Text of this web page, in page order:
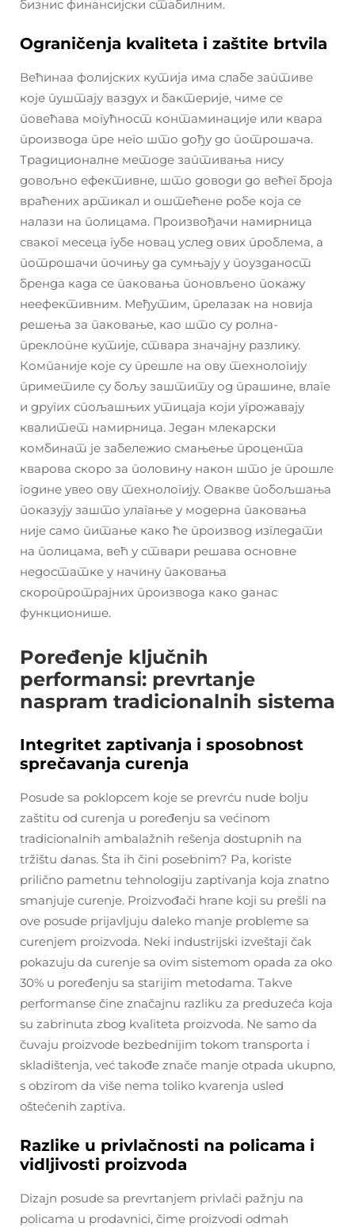
бизнис финансијски стабилним.
Ograničenja kvaliteta i zaštite brtvila
Већинаа фолијских кутија има слабе заптиве
које пуштају ваздух и бактерије, чиме се
повећава могућност контаминације или квара
производа пре него што дођу до потрошача.
Традиционалне методе заптивања нису
довољно ефективне, што доводи до већег броја
враћених артикал и оштећене робе која се
налази на полицама. Произвођачи намирница
сваког месеца губе новац услед ових проблема, а
потрошачи почињу да сумњају у поузданост
бренда када се паковања поновљено покажу
неефективним. Међутим, прелазак на новија
решења за паковање, као што су ролна-
преклопне кутије, ствара значајну разлику.
Компаније које су прешле на ову технологију
приметиле су бољу заштиту од прашине, влаге
и других спољашњих утицаја који угрожавају
квалитет намирница. Један млекарски
комбинат је забележио смањење процента
кварова скоро за половину након што је прошле
године увео ову технологију. Овакве побољшања
показују зашто улагање у модерна паковања
није само питање како ће производ изгледати
на полицама, већ у ствари решава основне
недостатке у начину паковања
скоропротрајних производа како данас
функционише.
Poređenje ključnih
performansi: prevrtanje
naspram tradicionalnih sistema
Integritet zaptivanja i sposobnost
sprečavanja curenja
Posude sa poklopcem koje se prevrću nude bolju
zaštitu od curenja u poređenju sa većinom
tradicionalnih ambalažnih rešenja dostupnih na
tržištu danas. Šta ih čini posebnim? Pa, koriste
prilično pametnu tehnologiju zaptivanja koja znatno
smanjuje curenje. Proizvođači hrane koji su prešli na
ove posude prijavljuju daleko manje probleme sa
curenjem proizvoda. Neki industrijski izveštaji čak
pokazuju da curenje sa ovim sistemom opada za oko
30% u poređenju sa starijim metodama. Takve
performanse čine značajnu razliku za preduzeća koja
su zabrinuta zbog kvaliteta proizvoda. Ne samo da
čuvaju proizvode bezbednijim tokom transporta i
skladištenja, već takođe znače manje otpada ukupno,
s obzirom da više nema toliko kvarenja usled
oštećenih zaptiva.
Razlike u privlačnosti na policama i
vidljivosti proizvoda
Dizajn posude sa prevrtanjem privlači pažnju na
policama u prodavnici, čime proizvodi odmah